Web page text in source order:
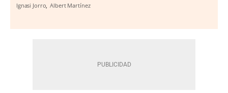
Ignasi Jorro Albert Martínez